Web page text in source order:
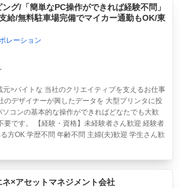
グ/「簡単なPC操作ができれば経験不問」
給/無料駐車場完備でマイカー通勤もOK/東
レーション
元>バイトな 当社のクリエイティブを支えるお仕事
のデザイナーが興したデータを 大型プリンタに投
ソコンの基本的な操作ができればどなたでも大歓
要です。 【経験・資格】未経験者さん歓迎 経験者
方OK 学歴不問 年齢不問 主婦(夫)歓迎 学生さん歓
×アセットマネジメント会社